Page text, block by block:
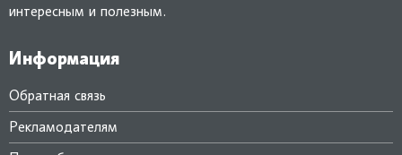
интересным и полезным.
Информация
Обратная связь
Рекламодателям